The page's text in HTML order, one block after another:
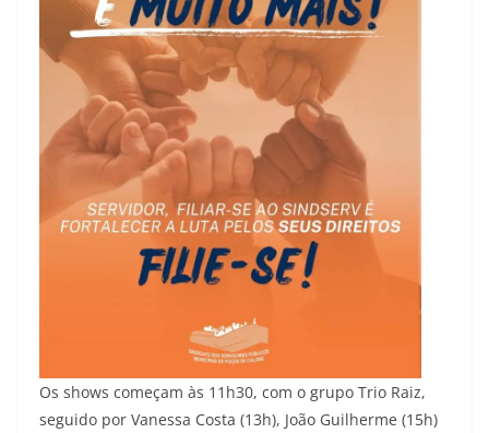
Os shows começam às 11h30, com o grupo Trio Raiz,
seguido por Vanessa Costa (13h), João Guilherme (15h)